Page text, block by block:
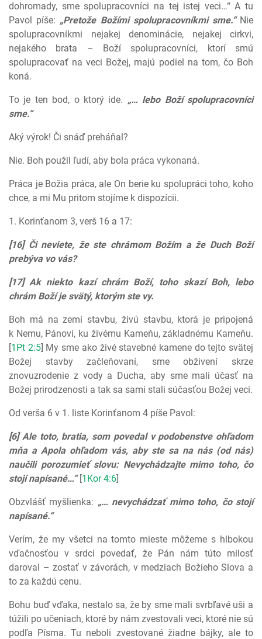
dohromady, sme spolupracovníci na tej istej veci…“ A tu
Pavol píše: „Pretože Božímispolupracovníkmi sme.“Nie
spolupracovníkmi nejakej denominácie, nejakej cirkvi,
nejakého brata – Boží spolupracovníci, ktorí smú
spolupracovať na veci Božej, majú podiel na tom, čo Boh
koná.
To je ten bod, o ktorý ide. „… lebo Boží spolupracovníci
sme.“
Aký výrok! Či snáď preháňal?
Nie. Boh použil ľudí, aby bola práca vykonaná.
Práca je Božia práca, ale On berie ku spolupráci toho, koho
chce, a mi Mu pritom stojíme k dispozícii.
1. Korinťanom 3, verš 16 a 17:
[16] Či neviete, že ste chrámom Božím a že Duch Boží
prebýva vo vás?
[17] Ak niekto kazí chrám Boží, toho skazí Boh, lebo
chrám Boží je svätý, ktorým ste vy.
Boh má na zemi stavbu, živú stavbu, ktorá je pripojená
k Nemu, Pánovi, ku živému Kameňu, základnému Kameňu.
[1Pt 2:5] My sme ako živé stavebné kamene do tejto svätej
Božej stavby začleňovaní, sme obživení skrze
znovuzrodenie z vody a Ducha, aby sme mali účasť na
Božej prirodzenosti a tak sa sami stali súčasťou Božej veci.
Od verša 6 v 1. liste Korinťanom 4 píše Pavol:
[6] Ale toto, bratia, som povedal v podobenstve ohľadom
mňa a Apola ohľadom vás, aby ste sa na nás (od nás)
naučili porozumieť slovu: Nevychádzajte mimo toho, čo
stojí napísané…”[1Kor 4:6]
Obzvlášť myšlienka: „… nevychádzať mimo toho, čo stojí
napísané.“
Verím, že my všetci na tomto mieste môžeme s hlbokou
vďačnosťou v srdci povedať, že Pán nám túto milosť
daroval – zostať v závorách, v medziach Božieho Slova a
to za každú cenu.
Bohu buď vďaka, nestalo sa, že by sme mali svrbľavé uši a
túžili po učeniach, ktoré by nám zvestovali veci, ktoré nie sú
podľa Písma. Tu neboli zvestované žiadne bájky, ale to